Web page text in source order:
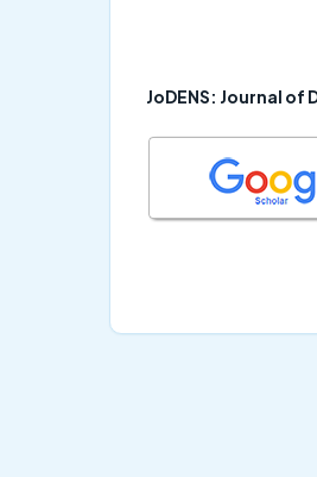
JoDENS: Journal